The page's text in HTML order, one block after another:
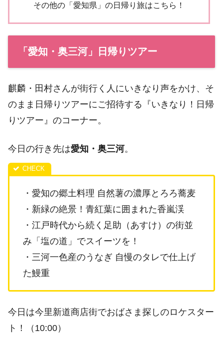
その他の「愛知県」の日帰り旅はこちら！
「愛知・奥三河」日帰りツアー
麒麟・田村さんが街行く人にいきなり声をかけ、そ
のまま日帰りツアーにご招待する『いきなり！日帰
りツアー』のコーナー。
今日の行き先は愛知・奥三河。
・愛知の郷土料理 自然薯の濃厚とろろ蕎麦
・新緑の絶景！青紅葉に囲まれた香嵐渓
・江戸時代から続く足助（あすけ）の街並
み「塩の道」でスイーツを！
・三河一色産のうなぎ 自慢のタレで仕上げ
た鰻重
今日は今里新道商店街でおばさま探しのロケスター
ト！（10:00）